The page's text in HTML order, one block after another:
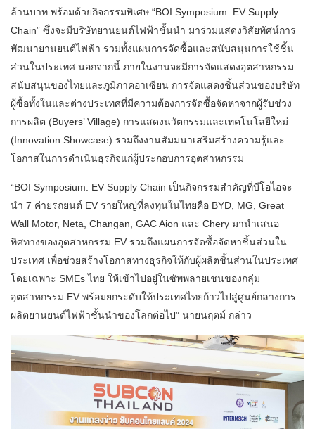
ล้านบาท พร้อมด้วยกิจกรรมพิเศษ “BOI Symposium: EV Supply
Chain” ซึ่งจะมีบริษัทยานยนต์ไฟฟ้าชั้นนำ มาร่วมแสดงวิสัยทัศน์การ
พัฒนายานยนต์ไฟฟ้า รวมทั้งแผนการจัดซื้อและสนับสนุนการใช้ชิ้น
ส่วนในประเทศ นอกจากนี้ ภายในงานจะมีการจัดแสดงอุตสาหกรรม
สนับสนุนของไทยและภูมิภาคอาเซียน การจัดแสดงชิ้นส่วนของบริษัท
ผู้ซื้อทั้งในและต่างประเทศที่มีความต้องการจัดซื้อจัดหาจากผู้รับช่วง
การผลิต (Buyers’ Village) การแสดงนวัตกรรมและเทคโนโลยีใหม่
(Innovation Showcase) รวมถึงงานสัมมนาเสริมสร้างความรู้และ
โอกาสในการดำเนินธุรกิจแก่ผู้ประกอบการอุตสาหกรรม
“BOI Symposium: EV Supply Chain เป็นกิจกรรมสำคัญที่บีโอไอจะ
นำ 7 ค่ายรถยนต์ EV รายใหญ่ที่ลงทุนในไทยคือ BYD, MG, Great
Wall Motor, Neta, Changan, GAC Aion และ Chery มานำเสนอ
ทิศทางของอุตสาหกรรม EV รวมถึงแผนการจัดซื้อจัดหาชิ้นส่วนใน
ประเทศ เพื่อช่วยสร้างโอกาสทางธุรกิจให้กับผู้ผลิตชิ้นส่วนในประเทศ
โดยเฉพาะ SMEs ไทย ให้เข้าไปอยู่ในซัพพลายเชนของกลุ่ม
อุตสาหกรรม EV พร้อมยกระดับให้ประเทศไทยก้าวไปสู่ศูนย์กลางการ
ผลิตยานยนต์ไฟฟ้าชั้นนำของโลกต่อไป” นายนฤตม์ กล่าว